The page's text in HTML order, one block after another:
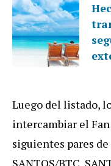
Luego del listado,
intercambiar el Fan
siguientes pares